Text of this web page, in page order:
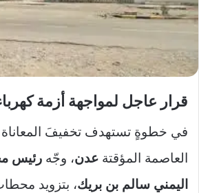
قرار عاجل لمواجهة أزمة
في خطوةٍ تستهدف تخفيفَ المعاناة
العاصمة المؤقتة عدن، وجّه رئيس
اليمني سالم بن بريك، بتزويد